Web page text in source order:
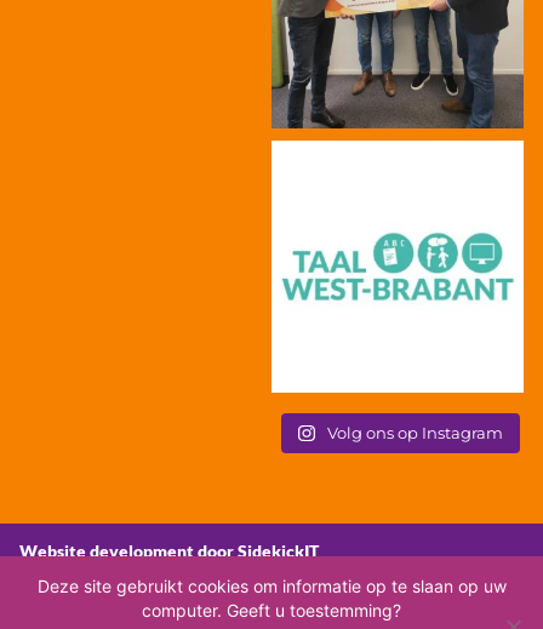
Volg ons op Instagram
Website development door SidekickIT
Deze site gebruikt cookies om informatie op te slaan op uw
computer. Geeft u toestemming?